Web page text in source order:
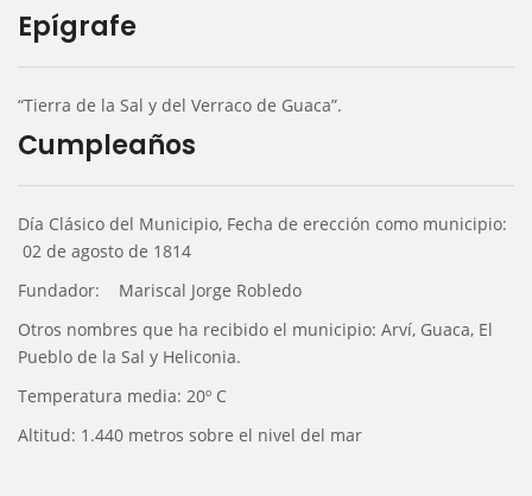
Epígrafe
“Tierra de la Sal y del Verraco de Guaca”.
Cumpleaños
Día Clásico del Municipio, Fecha de erección como municipio:
02 de agosto de 1814
Fundador: Mariscal Jorge Robledo
Otros nombres que ha recibido el municipio: Arví, Guaca, El
Pueblo de la Sal y Heliconia.
Temperatura media: 20º C
Altitud: 1.440 metros sobre el nivel del mar